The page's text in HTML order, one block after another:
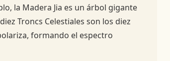
la Madera Jia es un árbol gigante
Troncs Celestiales son los diez
formando el espectro